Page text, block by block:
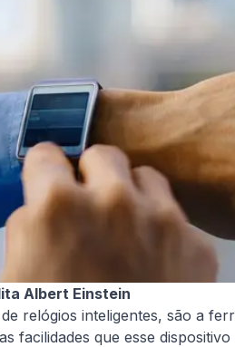
Albert Einstein
relógios inteligentes, são a
que esse